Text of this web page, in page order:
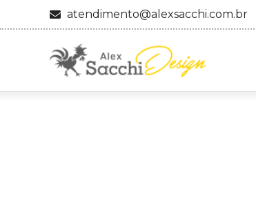
atendimento@alexsacchi.com.br